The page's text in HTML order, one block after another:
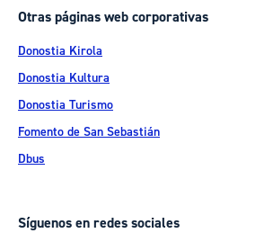
Otras páginas web corporativas
Donostia Kirola
Donostia Kultura
Donostia Turismo
Fomento de San Sebastián
Dbus
Síguenos en redes sociales